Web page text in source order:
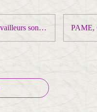
Dans un hôpital parisien, les travailleurs sont sceptiques quant au nouveau Président socialiste